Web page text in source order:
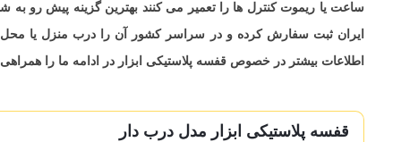
ساعت یا ریموت کنترل ها را تعمیر می کنند بهترین گزینه پیش رو به
ایران ثبت سفارش کرده و در سراسر کشور آن را درب منزل یا محل
اطلاعات بیشتر در خصوص قفسه پلاستیکی ابزار در ادامه ما را همراهی
قفسه پلاستیکی ابزار مدل درب دار